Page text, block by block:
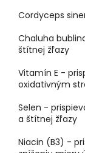
Cordyceps
Chaluha
štítnej žľazy
Vitamín E -
oxidativným
Selen -
a štítnej žľazy
Niacin (B3) -